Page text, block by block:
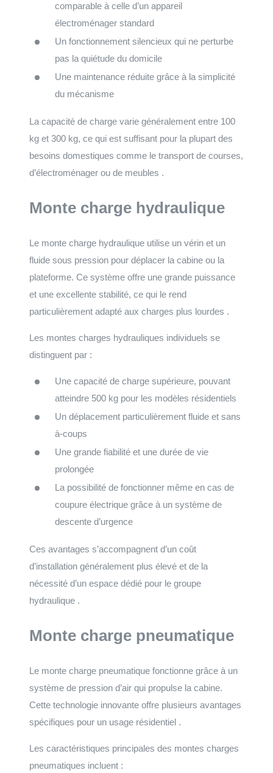
comparable à celle d’un appareil
électroménager standard
Un fonctionnement silencieux qui ne perturbe
pas la quiétude du domicile
Une maintenance réduite grâce à la simplicité
du mécanisme
La capacité de charge varie généralement entre 100
kg et 300 kg, ce qui est suffisant pour la plupart des
besoins domestiques comme le transport de courses,
d’électroménager ou de meubles .
Monte charge hydraulique
Le monte charge hydraulique utilise un vérin et un
fluide sous pression pour déplacer la cabine ou la
plateforme. Ce système offre une grande puissance
et une excellente stabilité, ce qui le rend
particulièrement adapté aux charges plus lourdes .
Les montes charges hydrauliques individuels se
distinguent par :
Une capacité de charge supérieure, pouvant
atteindre 500 kg pour les modèles résidentiels
Un déplacement particulièrement fluide et sans
à-coups
Une grande fiabilité et une durée de vie
prolongée
La possibilité de fonctionner même en cas de
coupure électrique grâce à un système de
descente d’urgence
Ces avantages s’accompagnent d’un coût
d’installation généralement plus élevé et de la
nécessité d’un espace dédié pour le groupe
hydraulique .
Monte charge pneumatique
Le monte charge pneumatique fonctionne grâce à un
système de pression d’air qui propulse la cabine.
Cette technologie innovante offre plusieurs avantages
spécifiques pour un usage résidentiel .
Les caractéristiques principales des montes charges
pneumatiques incluent :